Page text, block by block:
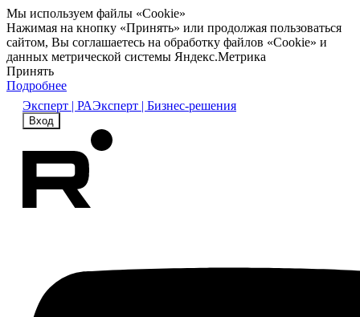
Мы используем файлы «Cookie»
Нажимая на кнопку «Принять» или продолжая пользоваться
сайтом, Вы соглашаетесь на обработку файлов «Cookie» и
данных метрической системы Яндекс.Метрика
Принять
Подробнее
Эксперт | РАЭксперт | Бизнес-решения
Вход